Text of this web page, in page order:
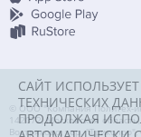
© ООО "Компания Политех-
142072, Московская
Востряково, тер.
САЙТ
ТЕХНИЧЕСКИХ
ПРОДОЛЖАЯ